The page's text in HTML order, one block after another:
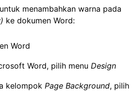
menambahkan warna pada
ke dokumen Word:
Word
Word, pilih menu Design
kelompok Page Background, pilih